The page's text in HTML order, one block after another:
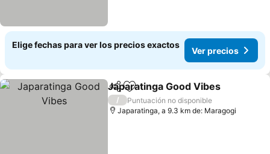
Elige fechas para ver los precios exactos
Ver precios
CompartirAgregar a favoritos
Japaratinga Good Vibes
/
Puntuación no disponible
Japaratinga, a 9.3 km de: Maragogi